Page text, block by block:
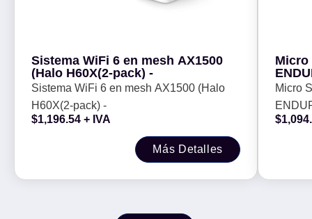
Sistema WiFi 6 en mesh AX1500
(Halo H60X(2-pack) -
Sistema WiFi 6 en mesh AX1500 (Halo
H60X(2-pack) -
$1,196.54 + IVA
Más Detalles
Micro
10,
Micro
$